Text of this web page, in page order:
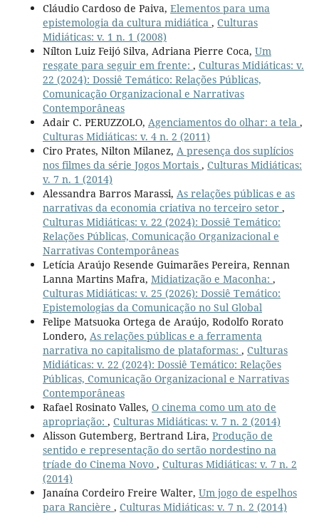
Cláudio Cardoso de Paiva, Elementos para uma
epistemologia da cultura midiática , Culturas
Midiáticas: v. 1 n. 1 (2008)
Nílton Luiz Feijó Silva, Adriana Pierre Coca, Um
resgate para seguir em frente: , Culturas Midiáticas: v.
22 (2024): Dossiê Temático: Relações Públicas,
Comunicação Organizacional e Narrativas
Contemporâneas
Adair C. PERUZZOLO, Agenciamentos do olhar: a tela ,
Culturas Midiáticas: v. 4 n. 2 (2011)
Ciro Prates, Nilton Milanez, A presença dos suplícios
nos filmes da série Jogos Mortais , Culturas Midiáticas:
v. 7 n. 1 (2014)
Alessandra Barros Marassi, As relações públicas e as
narrativas da economia criativa no terceiro setor ,
Culturas Midiáticas: v. 22 (2024): Dossiê Temático:
Relações Públicas, Comunicação Organizacional e
Narrativas Contemporâneas
Letícia Araújo Resende Guimarães Pereira, Rennan
Lanna Martins Mafra, Midiatização e Maconha: ,
Culturas Midiáticas: v. 25 (2026): Dossiê Temático:
Epistemologias da Comunicação no Sul Global
Felipe Matsuoka Ortega de Araújo, Rodolfo Rorato
Londero, As relações públicas e a ferramenta
narrativa no capitalismo de plataformas: , Culturas
Midiáticas: v. 22 (2024): Dossiê Temático: Relações
Públicas, Comunicação Organizacional e Narrativas
Contemporâneas
Rafael Rosinato Valles, O cinema como um ato de
apropriação: , Culturas Midiáticas: v. 7 n. 2 (2014)
Alisson Gutemberg, Bertrand Lira, Produção de
sentido e representação do sertão nordestino na
tríade do Cinema Novo , Culturas Midiáticas: v. 7 n. 2
(2014)
Janaína Cordeiro Freire Walter, Um jogo de espelhos
para Rancière , Culturas Midiáticas: v. 7 n. 2 (2014)